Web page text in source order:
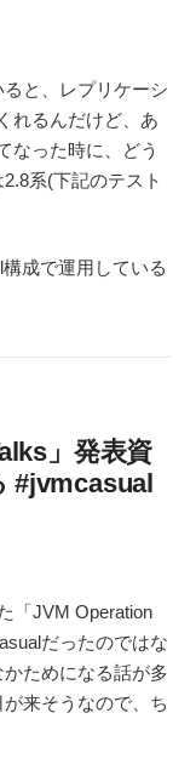
と、レプリケーシ
れるんだけど、あ
なった時に、どう
系(下記のテスト
」発表資
#jvmcasual
「JVM Operation
だったのではな
ためになる話が多
来そうなので、ち